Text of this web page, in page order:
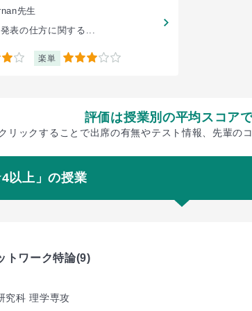
先生
表の仕方に関する...
楽単 3
評価は授業別の平均スコアで
リックすることで出席の有無やテスト情報、先輩の
以上」の授業
トワーク特論(9)
究科 理学専攻